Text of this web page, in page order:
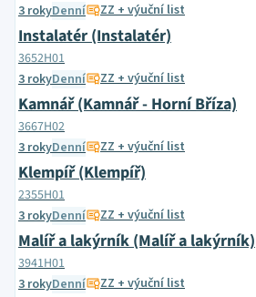
3 rokyDenní ZZ + výuční list
Instalatér (Instalatér)
3652H01
3 rokyDenní ZZ + výuční list
Kamnář (Kamnář - Horní Bříza)
3667H02
3 rokyDenní ZZ + výuční list
Klempíř (Klempíř)
2355H01
3 rokyDenní ZZ + výuční list
Malíř a lakýrník (Malíř a lakýrník)
3941H01
3 rokyDenní ZZ + výuční list